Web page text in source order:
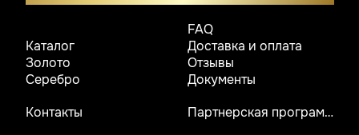
Каталог
Золото
Серебро
FAQ
Доставка и оплата
Отзывы
Документы
Партнерская программа
Контакты